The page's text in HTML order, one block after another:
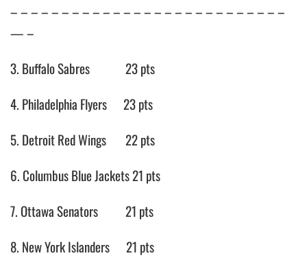
– – – – – – – – – – – – – – – – – – – – – – – – – – –
— –
3. Buffalo Sabres 23 pts
4. Philadelphia Flyers 23 pts
5. Detroit Red Wings 22 pts
6. Columbus Blue Jackets 21 pts
7. Ottawa Senators 21 pts
8. New York Islanders 21 pts